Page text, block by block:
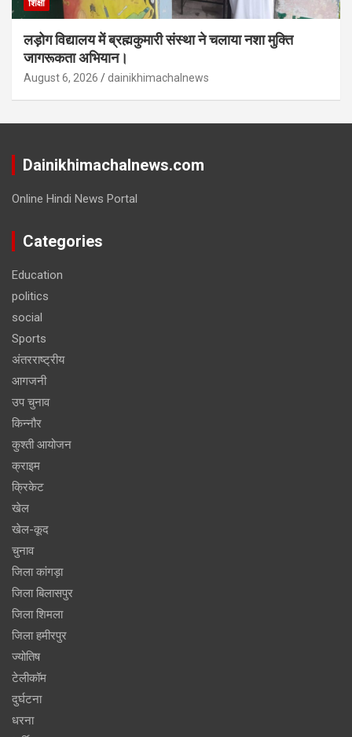
शिक्षा
लड़ोग विद्यालय में ब्रह्मकुमारी संस्था ने चलाया नशा मुक्ति
जागरूकता अभियान।
August 6, 2026 dainikhimachalnews
Dainikhimachalnews.com
Online Hindi News Portal
Categories
Education
politics
social
Sports
अंतरराष्ट्रीय
आगजनी
उप चुनाव
किन्नौर
कुश्ती आयोजन
क्राइम
क्रिकेट
खेल
खेल-कूद
चुनाव
जिला कांगड़ा
जिला बिलासपुर
जिला शिमला
जिला हमीरपुर
ज्योतिष
टेलीकॉम
दुर्घटना
धरना